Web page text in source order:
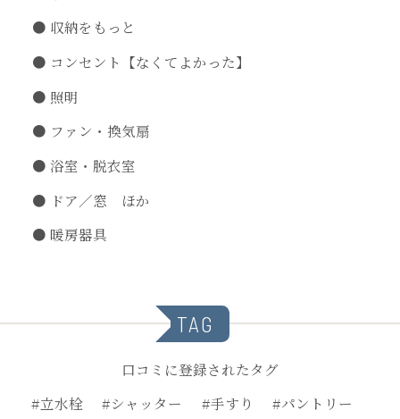
収納をもっと
コンセント【なくてよかった】
照明
ファン・換気扇
浴室・脱衣室
ドア／窓 ほか
暖房器具
TAG
口コミに登録されたタグ
#立水栓
#シャッター #手すり
#パントリー